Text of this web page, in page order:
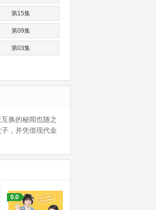
第15集
第09集
第03集
换的秘闻也随之
，并凭借现代金
0.0